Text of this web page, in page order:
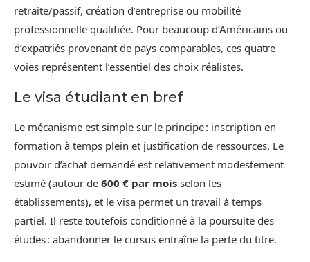
retraite/passif, création d’entreprise ou mobilité
professionnelle qualifiée. Pour beaucoup d’Américains ou
d’expatriés provenant de pays comparables, ces quatre
voies représentent l’essentiel des choix réalistes.
Le visa étudiant en bref
Le mécanisme est simple sur le principe : inscription en
formation à temps plein et justification de ressources. Le
pouvoir d’achat demandé est relativement modestement
estimé (autour de 600 € par mois selon les
établissements), et le visa permet un travail à temps
partiel. Il reste toutefois conditionné à la poursuite des
études : abandonner le cursus entraîne la perte du titre.